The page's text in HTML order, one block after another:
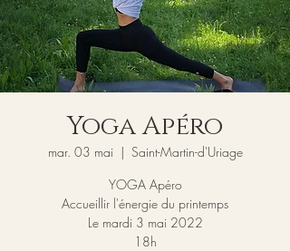
Yoga Apéro
mar. 03 mai
  |
Saint-Martin-d'Uriage
YOGA Apéro
Accueillir l'énergie du printemps
Le mardi 3 mai 2022
18h